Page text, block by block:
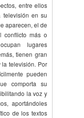
entre ellos
en su
aparecen, el de
conflicto más o
lugares
tienen gran
televisión. Por
pueden
comporta su
la voz y
aportándoles
de los textos